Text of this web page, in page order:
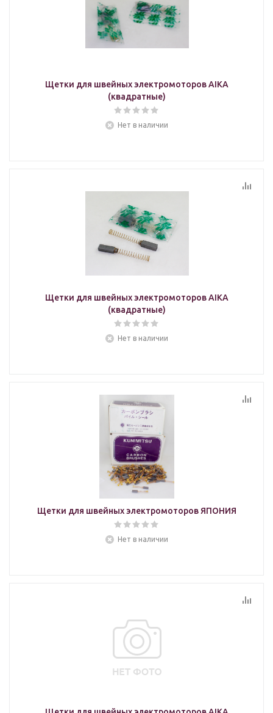
Щетки для швейных электромоторов AIKA
(квадратные)
Нет в наличии
Щетки для швейных электромоторов AIKA
(квадратные)
Нет в наличии
Щетки для швейных электромоторов ЯПОНИЯ
Нет в наличии